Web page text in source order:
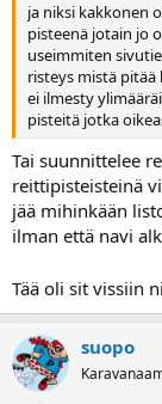
ja niksi kakkonen
pisteenä jotain jo
useimmiten
risteys mistä pitää
ei ilmesty
pisteitä jotka
Tai suunnittelee
reittipisteisteinä
jää mihinkään
ilman että navi
Tää oli sit vissiin
suopo